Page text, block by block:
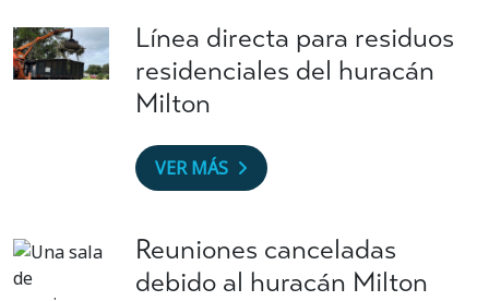
Línea directa para residuos
residenciales del huracán
Milton
VER MÁS
Reuniones canceladas
debido al huracán Milton